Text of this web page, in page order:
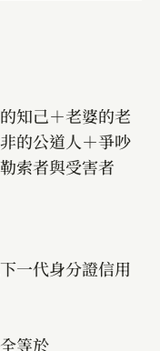
知己＋老婆的老
的公道人＋爭吵
索者與受害者
一代身分證信用
等於